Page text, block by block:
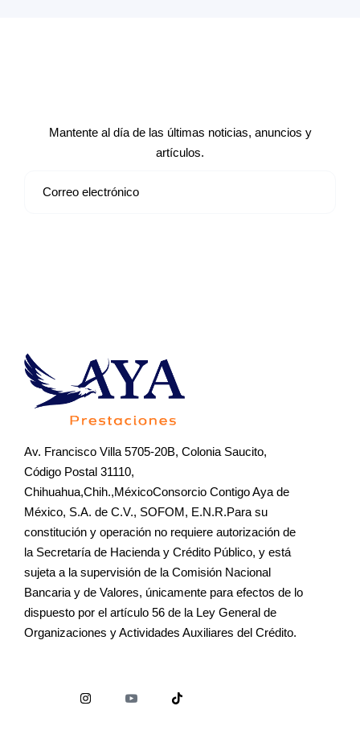
Mantente al día de las últimas noticias, anuncios y
artículos.
Av. Francisco Villa 5705-20B, Colonia Saucito,
Código Postal 31110,
Chihuahua,Chih.,MéxicoConsorcio Contigo Aya de
México, S.A. de C.V., SOFOM, E.N.R.Para su
constitución y operación no requiere autorización de
la Secretaría de Hacienda y Crédito Público, y está
sujeta a la supervisión de la Comisión Nacional
Bancaria y de Valores, únicamente para efectos de lo
dispuesto por el artículo 56 de la Ley General de
Organizaciones y Actividades Auxiliares del Crédito.